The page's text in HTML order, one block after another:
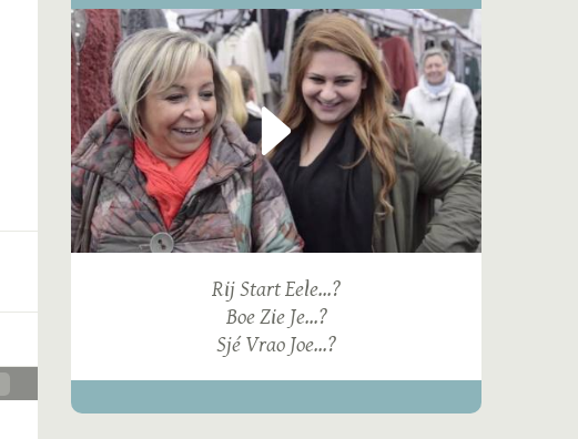
Rij Start Eele...?
Boe Zie Je...?
Sjé Vrao Joe...?